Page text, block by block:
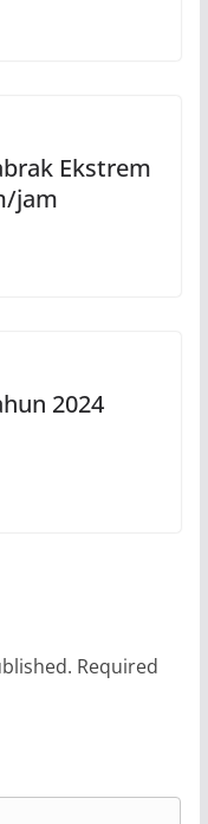
Ekstrem
jam
2024
Required